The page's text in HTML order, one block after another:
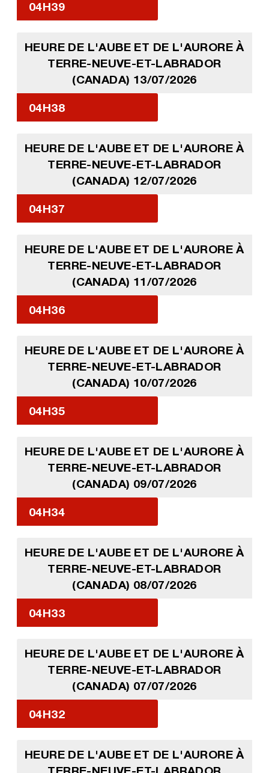
04H39
HEURE DE L'AUBE ET DE L'AURORE À
TERRE-NEUVE-ET-LABRADOR
(CANADA) 13/07/2026
04H38
HEURE DE L'AUBE ET DE L'AURORE À
TERRE-NEUVE-ET-LABRADOR
(CANADA) 12/07/2026
04H37
HEURE DE L'AUBE ET DE L'AURORE À
TERRE-NEUVE-ET-LABRADOR
(CANADA) 11/07/2026
04H36
HEURE DE L'AUBE ET DE L'AURORE À
TERRE-NEUVE-ET-LABRADOR
(CANADA) 10/07/2026
04H35
HEURE DE L'AUBE ET DE L'AURORE À
TERRE-NEUVE-ET-LABRADOR
(CANADA) 09/07/2026
04H34
HEURE DE L'AUBE ET DE L'AURORE À
TERRE-NEUVE-ET-LABRADOR
(CANADA) 08/07/2026
04H33
HEURE DE L'AUBE ET DE L'AURORE À
TERRE-NEUVE-ET-LABRADOR
(CANADA) 07/07/2026
04H32
HEURE DE L'AUBE ET DE L'AURORE À
TERRE-NEUVE-ET-LABRADOR